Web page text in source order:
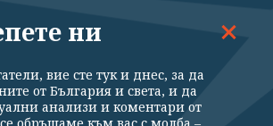
ТЕХНОЛОГИИ КАЛЕЙДОСКОП
ни
вие сте тук и днес, за да
от България и света, и да
анализи и коментари от